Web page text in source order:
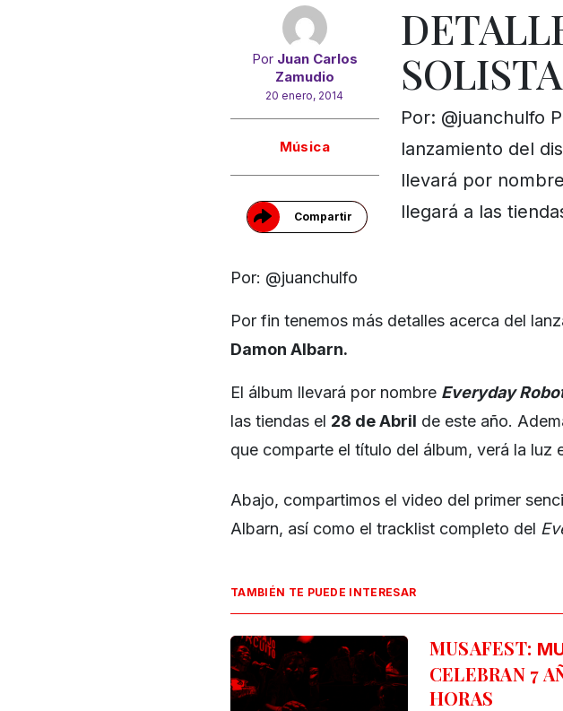
Por Juan Carlos
Zamudio
20 enero, 2014
Música
Compartir
Por: @juanchulfo
lanzamiento del
llevará por
llegará a las
Por: @juanchulfo
Por fin tenemos más detalles acerca del
Damon Albarn.
El álbum llevará por nombre Everyday
las tiendas el 28 de Abril de este año.
que comparte el título del álbum, verá la luz
Abajo, compartimos el video del primer
Albarn, así como el tracklist completo del
TAMBIÉN TE PUEDE INTERESAR
MUSAFEST:
CELEBRAN 7
HORAS